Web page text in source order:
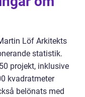
Löf Arkitekts
statistik.
projekt, inklusive
kvadratmeter
belönats med